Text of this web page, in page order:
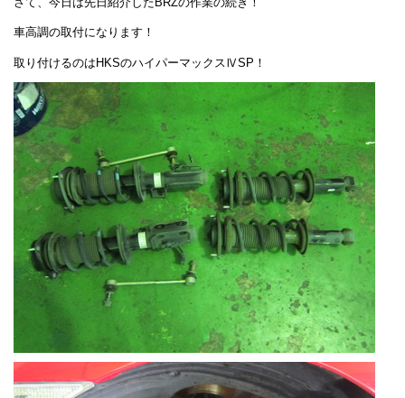
車高調の取付になります！
取り付けるのはHKSのハイパーマックスⅣSP！